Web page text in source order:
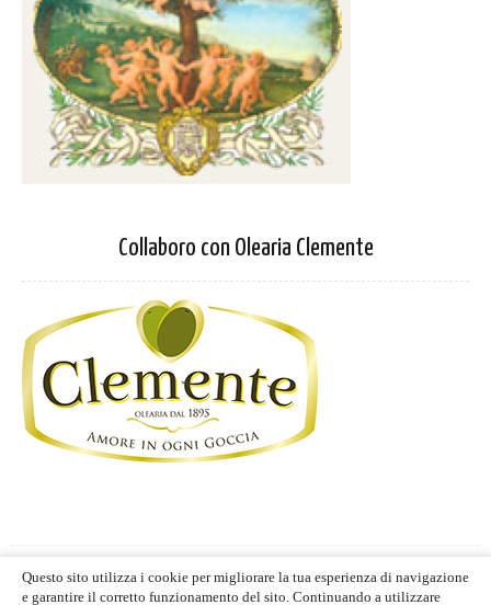
Collaboro con Olearia Clemente
Termini d'uso- Blog editoriale
Questo sito utilizza i cookie per migliorare la tua esperienza di navigazione
e garantire il corretto funzionamento del sito. Continuando a utilizzare